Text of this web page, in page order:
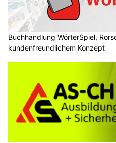
Buchhandlung WörterSpiel,
kundenfreundlichem Konzept